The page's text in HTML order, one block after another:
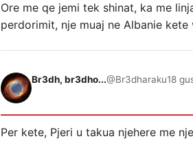
Ore me qe jemi tek shinat, ka me
perdorimit, nje muaj ne Albanie kete
Br3dh, br3dho...@Br3dharaku18
Per kete, Pjeri u takua njehere me